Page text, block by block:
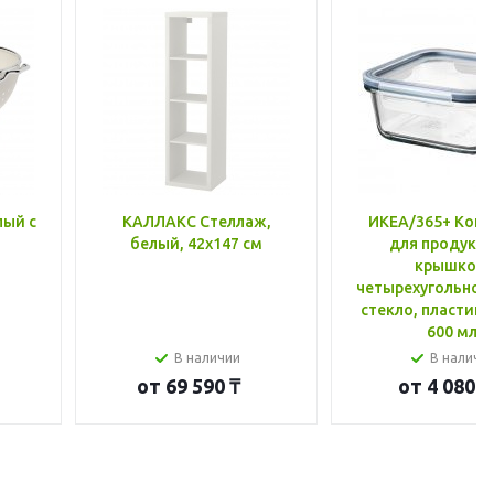
с
КАЛЛАКС Стеллаж,
белый, 42x147 см
В наличии
от 69 590 ₸
ИКЕА/365+
для
крышкой,
стекло, пластик
600 мл
В
от 4 080 ₸